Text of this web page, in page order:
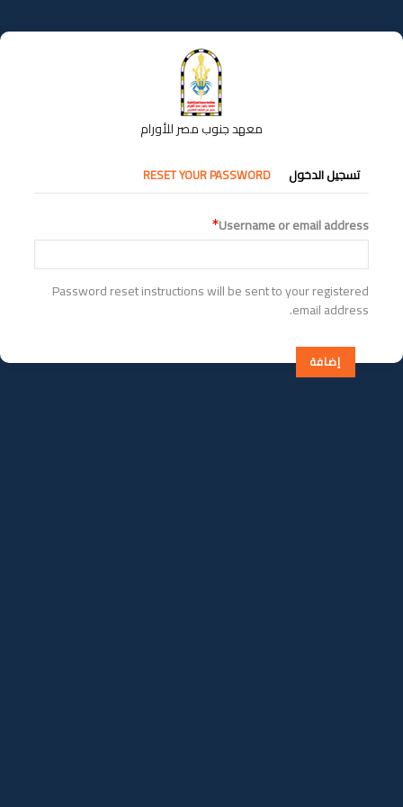
إلى
المحتوى
معهد جنوب مصر للأورام
التبويبات
الأساسية
تسجيل الدخول RESET YOUR PASSWORD
Username or email address
Password reset instructions will be sent to your registered
email address.